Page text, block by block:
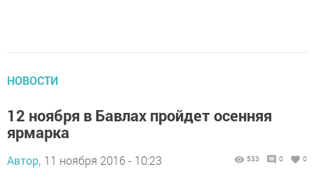
НОВОСТИ
12 ноября в Бавлах пройдет осенняя
ярмарка
Автор, 11 ноября 2016 - 10:23 533 0 0